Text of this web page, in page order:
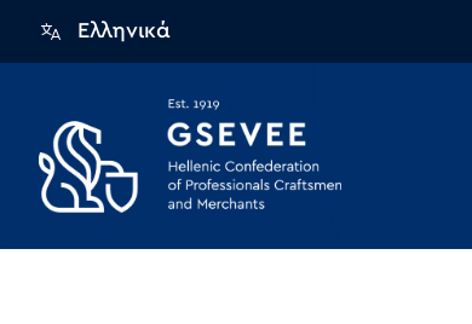
Ελληνικά